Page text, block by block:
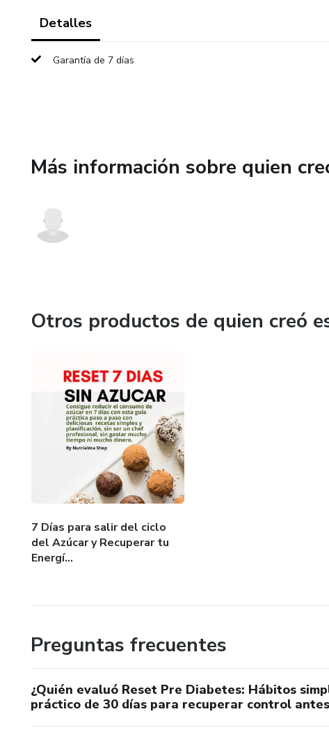
✅ Seguimiento imprimible de
Detalles
Garantía de 7 días
Más información sobre quien
Otros productos de quien creó
7 Días para salir del ciclo
del Azúcar y Recuperar tu
Energí...
Preguntas frecuentes
¿Quién evaluó Reset Pre Diabetes: Hábitos
práctico de 30 días para recuperar control